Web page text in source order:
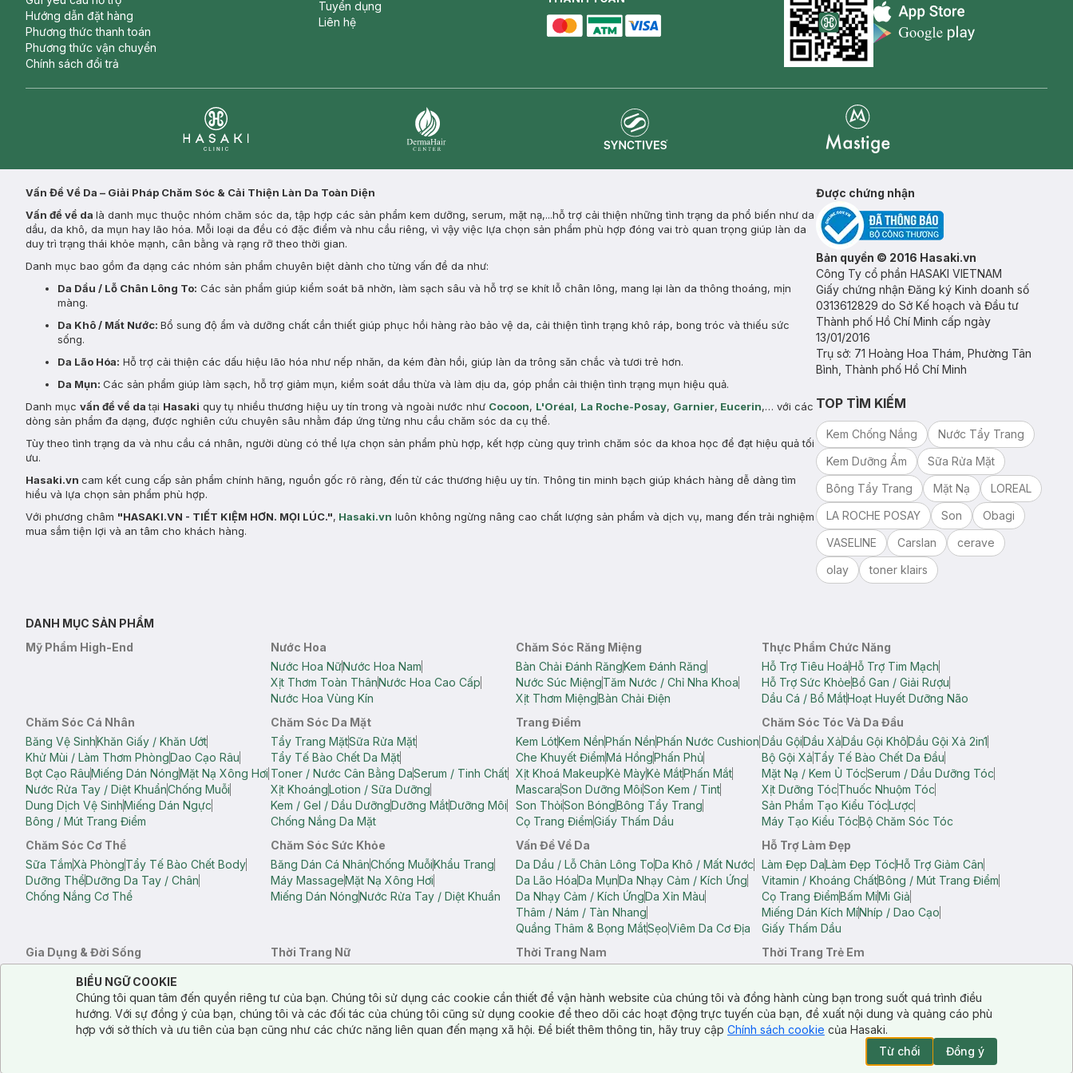
Hướng dẫn đặt hàng
Phương thức thanh toán
Phương thức vận chuyển
Chính sách đổi trả
Tuyển dụng
Liên hệ
Appstore icon
Vấn Đề Về Da – Giải Pháp Chăm Sóc & Cải Thiện Làn Da Toàn Diện
Vấn đề về da là danh mục thuộc nhóm chăm sóc da, tập hợp các sản phẩm kem dưỡng, serum, mặt nạ,...hỗ trợ cải thiện những tình trạng da phổ biến như da
dầu, da khô, da mụn hay lão hóa. Mỗi loại da đều có đặc điểm và nhu cầu riêng, vì vậy việc lựa chọn sản phẩm phù hợp đóng vai trò quan trọng giúp làn da
duy trì trạng thái khỏe mạnh, cân bằng và rạng rỡ theo thời gian.
Danh mục bao gồm đa dạng các nhóm sản phẩm chuyên biệt dành cho từng vấn đề da như:
Da Dầu / Lỗ Chân Lông To: Các sản phẩm giúp kiểm soát bã nhờn, làm sạch sâu và hỗ trợ se khít lỗ chân lông, mang lại làn da thông thoáng, mịn
màng.
Da Khô / Mất Nước: Bổ sung độ ẩm và dưỡng chất cần thiết giúp phục hồi hàng rào bảo vệ da, cải thiện tình trạng khô ráp, bong tróc và thiếu sức
sống.
Da Lão Hóa: Hỗ trợ cải thiện các dấu hiệu lão hóa như nếp nhăn, da kém đàn hồi, giúp làn da trông săn chắc và tươi trẻ hơn.
Da Mụn: Các sản phẩm giúp làm sạch, hỗ trợ giảm mụn, kiểm soát dầu thừa và làm dịu da, góp phần cải thiện tình trạng mụn hiệu quả.
Danh mục vấn đề về datại Hasaki quy tụ nhiều thương hiệu uy tín trong và ngoài nước như Cocoon, L'Oréal, La Roche-Posay, Garnier, Eucerin,… với các
dòng sản phẩm đa dạng, được nghiên cứu chuyên sâu nhằm đáp ứng từng nhu cầu chăm sóc da cụ thể.
Tùy theo tình trạng da và nhu cầu cá nhân, người dùng có thể lựa chọn sản phẩm phù hợp, kết hợp cùng quy trình chăm sóc da khoa học để đạt hiệu quả tối
ưu.
Hasaki.vn cam kết cung cấp sản phẩm chính hãng, nguồn gốc rõ ràng, đến từ các thương hiệu uy tín. Thông tin minh bạch giúp khách hàng dễ dàng tìm
hiểu và lựa chọn sản phẩm phù hợp.
Với phương châm "HASAKI.VN - TIẾT KIỆM HƠN. MỌI LÚC.", Hasaki.vn luôn không ngừng nâng cao chất lượng sản phẩm và dịch vụ, mang đến trải nghiệm
mua sắm tiện lợi và an tâm cho khách hàng.
Được chứng nhận
Bản quyền © 2016 Hasaki.vn
Công Ty cổ phần HASAKI VIETNAM
Giấy chứng nhận Đăng ký Kinh doanh số
0313612829 do Sở Kế hoạch và Đầu tư
Thành phố Hồ Chí Minh cấp ngày
13/01/2016
Trụ sở: 71 Hoàng Hoa Thám, Phường Tân
Bình, Thành phố Hồ Chí Minh
TOP TÌM KIẾM
Kem Chống Nắng
Nước Tẩy Trang
Kem Dưỡng Ẩm
Sữa Rửa Mặt
Bông Tẩy Trang
Mặt Nạ
LOREAL
LA ROCHE POSAY
Son
Obagi
VASELINE
Carslan
cerave
olay
toner klairs
DANH MỤC SẢN PHẨM
Mỹ Phẩm High-End
Nước Hoa
Nước Hoa NữNước Hoa Nam
Xịt Thơm Toàn ThânNước Hoa Cao Cấp
Nước Hoa Vùng Kín
Chăm Sóc Răng Miệng
Bàn Chải Đánh RăngKem Đánh Răng
Nước Súc MiệngTăm Nước / Chỉ Nha Khoa
Xịt Thơm MiệngBàn Chải Điện
Thực Phẩm Chức Năng
Hỗ Trợ Tiêu HoáHỗ Trợ Tim Mạch
Hỗ Trợ Sức KhỏeBổ Gan / Giải Rượu
Dầu Cá / Bổ MắtHoạt Huyết Dưỡng Não
Chăm Sóc Cá Nhân
Băng Vệ SinhKhăn Giấy / Khăn Ướt
Khử Mùi / Làm Thơm PhòngDao Cạo Râu
Bọt Cạo RâuMiếng Dán NóngMặt Nạ Xông Hơi
Nước Rửa Tay / Diệt KhuẩnChống Muỗi
Dung Dịch Vệ SinhMiếng Dán Ngực
Bông / Mút Trang Điểm
Chăm Sóc Da Mặt
Tẩy Trang MặtSữa Rửa Mặt
Tẩy Tế Bào Chết Da Mặt
Toner / Nước Cân Bằng DaSerum / Tinh Chất
Xịt KhoángLotion / Sữa Dưỡng
Kem / Gel / Dầu DưỡngDưỡng MắtDưỡng Môi
Chống Nắng Da Mặt
Trang Điểm
Kem LótKem NềnPhấn NềnPhấn Nước Cushion
Che Khuyết ĐiểmMá HồngPhấn Phủ
Xịt Khoá MakeupKẻ MàyKẻ MắtPhấn Mắt
MascaraSon Dưỡng MôiSon Kem / Tint
Son ThỏiSon BóngBông Tẩy Trang
Cọ Trang ĐiểmGiấy Thấm Dầu
Chăm Sóc Tóc Và Da Đầu
Dầu GộiDầu XảDầu Gội KhôDầu Gội Xả 2in1
Bộ Gội XảTẩy Tế Bào Chết Da Đầu
Mặt Nạ / Kem Ủ TócSerum / Dầu Dưỡng Tóc
Xịt Dưỡng TócThuốc Nhuộm Tóc
Sản Phẩm Tạo Kiểu TócLược
Máy Tạo Kiểu TócBộ Chăm Sóc Tóc
Chăm Sóc Cơ Thể
Sữa TắmXà PhòngTẩy Tế Bào Chết Body
Dưỡng ThểDưỡng Da Tay / Chân
Chống Nắng Cơ Thể
Chăm Sóc Sức Khỏe
Băng Dán Cá NhânChống MuỗiKhẩu Trang
Máy MassageMặt Nạ Xông Hơi
Miếng Dán NóngNước Rửa Tay / Diệt Khuẩn
Vấn Đề Về Da
Da Dầu / Lỗ Chân Lông ToDa Khô / Mất Nước
Da Lão HóaDa MụnDa Nhạy Cảm / Kích Ứng
Da Nhạy Cảm / Kích ỨngDa Xỉn Màu
Thâm / Nám / Tàn Nhang
Quầng Thâm & Bọng MắtSẹoViêm Da Cơ Địa
Hỗ Trợ Làm Đẹp
Làm Đẹp DaLàm Đẹp TócHỗ Trợ Giảm Cân
Vitamin / Khoáng ChấtBông / Mút Trang Điểm
Cọ Trang ĐiểmBấm MiMi Giả
Miếng Dán Kích MíNhíp / Dao Cạo
Giấy Thấm Dầu
Gia Dụng & Đời Sống
Bông Tắm / Phụ Kiện Tắm
Phụ Kiện Điện Thoại Quạt Cầm Tay / Quạt Mini
Khử Mùi / Làm Thơm PhòngNước GiặtNước Xả
Thời Trang Nữ
Quần Lót NữQuần Short Nữ
Thời Trang Nam
Thời Trang Trẻ Em
Túi Xách
Cookie Consent
Notice about cookies usage
BIỂU NGỮ COOKIE
Chúng tôi quan tâm đến quyền riêng tư của bạn. Chúng tôi sử dụng các cookie cần thiết để vận hành website của chúng tôi và đồng hành cùng bạn trong suốt quá trình điều
hướng. Với sự đồng ý của bạn, chúng tôi và các đối tác của chúng tôi cũng sử dụng cookie để theo dõi các hoạt động trực tuyến của bạn, đề xuất nội dung và quảng cáo phù
hợp với sở thích và ưu tiên của bạn cũng như các chức năng liên quan đến mạng xã hội. Để biết thêm thông tin, hãy truy cập Chính sách cookie của Hasaki.
Từ chối
Đồng ý